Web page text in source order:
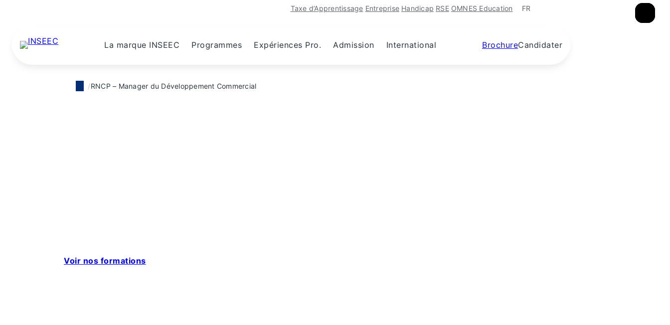
Taxe d’Apprentissage Entreprise Handicap RSE OMNES Education FR
La marque INSEEC Programmes Expériences Pro. Admission International BrochureCandidater
RNCP – Manager du Développement Commercial
Voir nos formations